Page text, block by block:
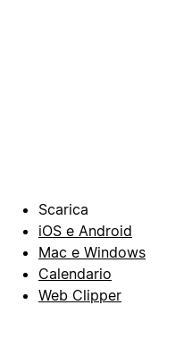
Scarica
iOS e Android
Mac e Windows
Calendario
Web Clipper